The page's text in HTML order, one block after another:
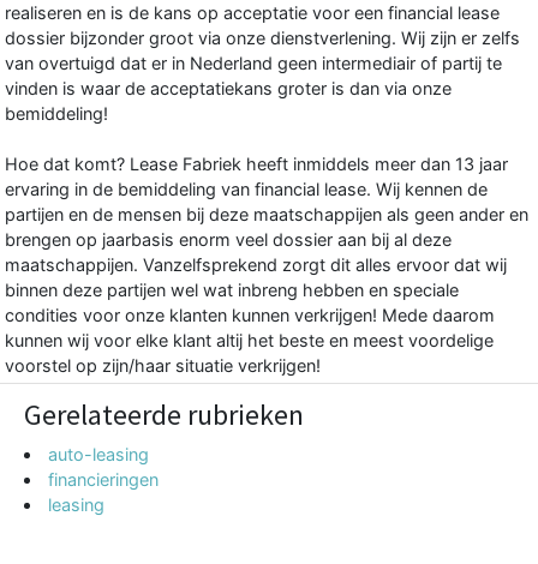
realiseren en is de kans op acceptatie voor een financial lease
dossier bijzonder groot via onze dienstverlening. Wij zijn er zelfs
van overtuigd dat er in Nederland geen intermediair of partij te
vinden is waar de acceptatiekans groter is dan via onze
bemiddeling!
Hoe dat komt? Lease Fabriek heeft inmiddels meer dan 13 jaar
ervaring in de bemiddeling van financial lease. Wij kennen de
partijen en de mensen bij deze maatschappijen als geen ander en
brengen op jaarbasis enorm veel dossier aan bij al deze
maatschappijen. Vanzelfsprekend zorgt dit alles ervoor dat wij
binnen deze partijen wel wat inbreng hebben en speciale
condities voor onze klanten kunnen verkrijgen! Mede daarom
kunnen wij voor elke klant altij het beste en meest voordelige
voorstel op zijn/haar situatie verkrijgen!
Gerelateerde rubrieken
auto-leasing
financieringen
leasing